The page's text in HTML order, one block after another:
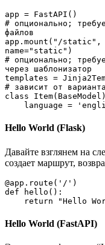
app = FastAPI()
# опционально;
файлов
app.mount("/
name="static")
# опционально;
через шаблонизатор
templates =
# зависит от
class
language =
Hello World (Flask)
Давайте взглянем на
создает маршрут,
@app.route('/')
def hello():
return "Hello
Hello World (FastAPI)